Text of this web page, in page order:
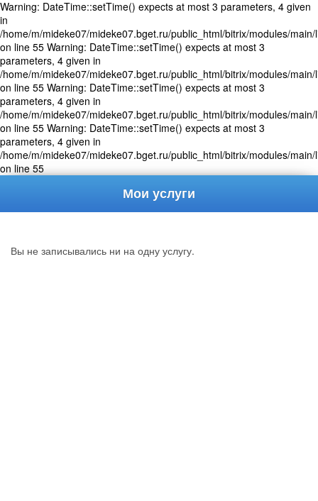
Warning: DateTime::setTime() expects at most 3 parameters, 4 given
in
/home/m/mideke07/mideke07.bget.ru/public_html/bitrix/modules/
on line 55 Warning: DateTime::setTime() expects at most 3
parameters, 4 given in
/home/m/mideke07/mideke07.bget.ru/public_html/bitrix/modules/
on line 55 Warning: DateTime::setTime() expects at most 3
parameters, 4 given in
/home/m/mideke07/mideke07.bget.ru/public_html/bitrix/modules/
on line 55 Warning: DateTime::setTime() expects at most 3
parameters, 4 given in
/home/m/mideke07/mideke07.bget.ru/public_html/bitrix/modules/
on line 55
Меню
Мои услуги
Вы не записывались ни на одну услугу.